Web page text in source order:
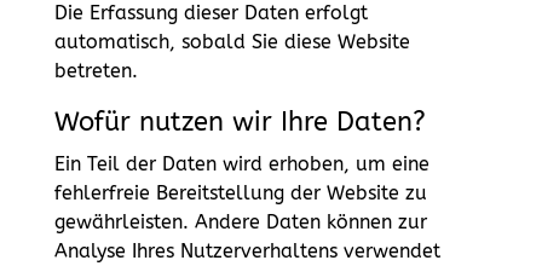
Die Erfassung dieser Daten erfolgt
automatisch, sobald Sie diese Website
betreten.
Wofür nutzen wir Ihre Daten?
Ein Teil der Daten wird erhoben, um eine
fehlerfreie Bereitstellung der Website zu
gewährleisten. Andere Daten können zur
Analyse Ihres Nutzerverhaltens verwendet